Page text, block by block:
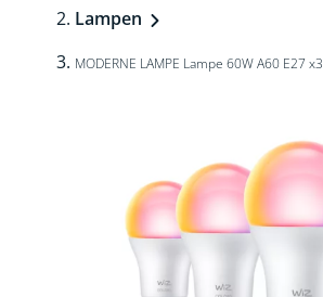
Lampen
MODERNE LAMPE Lampe 60W A60 E27 x3